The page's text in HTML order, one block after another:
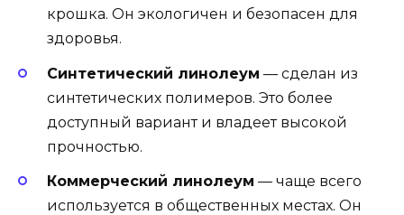
крошка. Он экологичен и безопасен для
здоровья.
Синтетический линолеум — сделан из
синтетических полимеров. Это более
доступный вариант и владеет высокой
прочностью.
Коммерческий линолеум — чаще всего
используется в общественных местах. Он